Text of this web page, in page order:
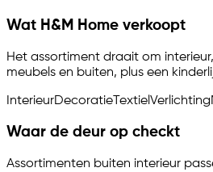
Wat H&M Home verkoopt
Het assortiment draait om
meubels en buiten, plus een
InterieurDecoratie TextielVerlichting
Waar de deur op checkt
Assortimenten buiten interieur